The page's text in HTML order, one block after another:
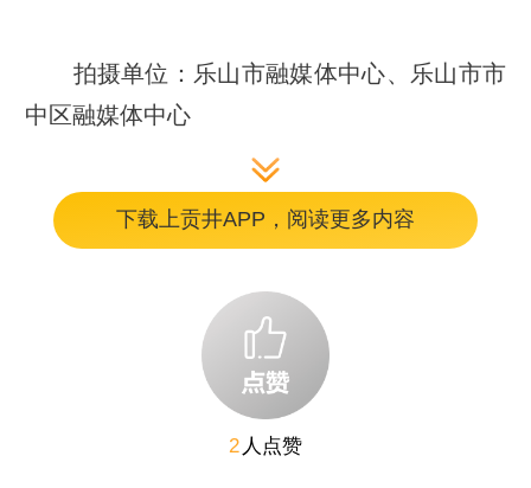
拍摄单位： 乐山市融媒体中心、 乐山市市
中区融媒体中心
下载上贡井APP，阅读更多内容
2 人点赞